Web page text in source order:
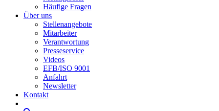
Häufige Fragen
Über uns
Stellenangebote
Mitarbeiter
Verantwortung
Presseservice
Videos
EFB/ISO 9001
Anfahrt
Newsletter
Kontakt